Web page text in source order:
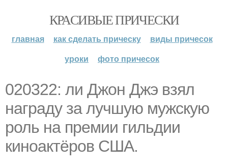
КРАСИВЫЕ ПРИЧЕСКИ
главная как сделать прическу
виды причесок
уроки
фото причесок
020322: ли Джон Джэ взял
награду за лучшую мужскую
роль на премии гильдии
киноактёров США.